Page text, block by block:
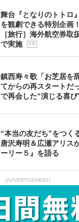
舞台『となりのトトロ
を観劇できる特別企
［旅行］海外航空券取
で実施
P R
鎮西寿々歌「お芝居を
てからの再スタート
で再会した“演じる喜び
“本当の友だち”をつく
唐沢寿明＆広瀬アリス
ーリー５』を語る
[ADVERTISEMENT]